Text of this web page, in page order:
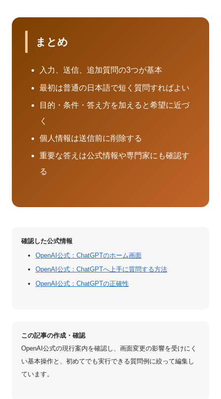
まとめ
入力、送信、追加質問の3つが基本
最初は普通の日本語で短く質問すればよい
目的・条件・答え方を加えると希望に近づ
く
個人情報は送信前に削除する
重要な答えは公式情報や専門家にも確認す
る
確認した公式情報
OpenAI公式：ChatGPTのホーム画面
OpenAI公式：ChatGPTへ上手に質問する方法
OpenAI公式：ChatGPTの正確性
この記事の作成・確認
OpenAI公式の現行案内を確認し、画面変更の影響を受けにく
い基本操作と、初めてでも実行できる質問例に絞って編集し
ています。